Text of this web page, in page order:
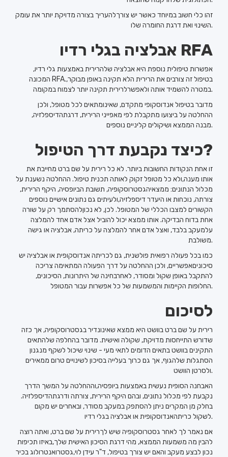
זהו כלי חשוב במיוחד כאשר יש צורךלהעריך בצורה מדויקת יותר את עומק
השינוי ואת דרגת החומרה שלו.
אבלציה בגלי רדיו RFA
אפשרות טיפולית נוספת היא אבלציה שלהרירית באמצעות גלי רדיו,
המכונה RFA.בטיפול זה צורבים את הרירית הלא תקינה באופן מבוקר,
במטרה להשמיד אותה ולאפשרלרירית תקינה יותר לצמוח במקומה.
מדובר בטיפול אנדוסקופי מתקדם, שאינומתאים לכל מטופל, ולכן
ההחלטה על ביצועו מתקבלת לפי מאפייני הרירית, דרגתהדיספלזיה,
מבנה הממצא ושיקולים קליניים נוספים.
כיצד נקבעת דרך הטיפול?
זו אחת הנקודות החשובות ביותר. לא כל רירית על שם ברט מחייבת את
אותו מענה,ולא כל מטופל זקוק לאותה תכנית טיפול. ההחלטה נשענת על
מכלול הנתונים: ממצאיהגסטרוסקופיה, תשובת הביופסיה, היקף הרירית,
צורתה, נוכחות או היעדר דיספלזיה,ולעיתים גם נתונים אישיים נוספים
הקשורים למצבו הכללי של המטופל. לכן, לא נכוןלהסתמך רק על שורה
אחת בדוח הבדיקה. אותו ממצא יכול להוביל אצל אדם אחד להמלצה
עלמעקב בלבד, ואצל אדם אחר להמלצה על כריתה, אבלציה או גישה
משולבת.
כמו בכל פעולה רפואית פולשנית, גם לכריתה אנדוסקופית או אבלציה יש
סיכוניםאפשריים, ולכן ההחלטה על דרך הפעולה המתאימה צריכה
להתקבל באופן שקול ומסודר, לאחרבחינה של היתרונות, הסיכונים,
החלופות הקיימות והמשמעות של כל אפשרות עבור המטופל.
לסיכום
רירית על שם ברט בוושט היא ממצא שאינונדיר בגסטרוסקופיה, אך כזה
שדורש התייחסות מדויקת, שקולה ואישית. מדובר בהחלפה שלהתאים
התקינים בוושט בתאים הדומים לתאי מעי - שינוי שיכול לשקף מנגנון
הסתגלות שלהגוף, אך גם כרוך בעלייה בסיכון לשינויים טרום ממאירים
ולסרטן הוושט.
האבחנה הסופית נעשית באמצעות ביופסיה,וההחלטה על המשך הדרך
נקבעת לפי מכלול נתונים, ובהם היקף הרירית, צורתה ודרגתהדיספלזיה.
בחלק מן המקרים ניתן להסתפק במעקב מסודר, ובאחרים יש מקום
לשקול כריתהאנדוסקופית או אבלציה בגלי רדיו.
אם נאמר לך לאחר גסטרוסקופיה שיש לךרירית על שם ברט, ואתה רוצה
להבין מה משמעות הממצא, מהי דרגת הסיכון האישית שלך,באיזו תכיפות
נכון לבצע מעקב והאם יש צורך בטיפול, ד"ר עידן לוי,גסטרואנטרולוג בכיר